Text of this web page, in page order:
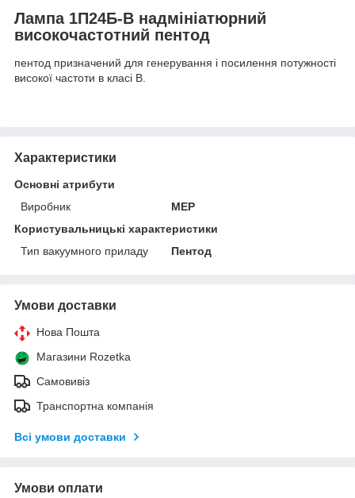
Лампа 1П24Б-В надмініатюрний
високочастотний пентод
пентод призначений для генерування і посилення потужності
високої частоти в класі В.
Характеристики
Основні атрибути
Виробник
MEP
Користувальницькі характеристики
Тип вакуумного приладу
Пентод
Умови доставки
Нова Пошта
Магазини Rozetka
Самовивіз
Транспортна компанія
Всі умови доставки
Умови оплати